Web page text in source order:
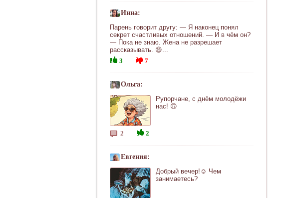
Инна:
Парень говорит другу: — Я наконец понял
секрет счастливых отношений. — И в чём он?
— Пока не знаю. Жена не разрешает
рассказывать. 😄...
3
7
Ольга:
Рупорчане, с днём молодёжи
нас! 🙃
2 2
Евгения:
Добрый вечер!☺ Чем
занимаетесь?